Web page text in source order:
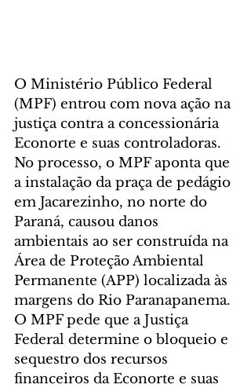
O Ministério Público Federal
(MPF) entrou com nova ação na
justiça contra a concessionária
Econorte e suas controladoras.
No processo, o MPF aponta que
a instalação da praça de pedágio
em Jacarezinho, no norte do
Paraná, causou danos
ambientais ao ser construída na
Área de Proteção Ambiental
Permanente (APP) localizada às
margens do Rio Paranapanema.
O MPF pede que a Justiça
Federal determine o bloqueio e
sequestro dos recursos
financeiros da Econorte e suas